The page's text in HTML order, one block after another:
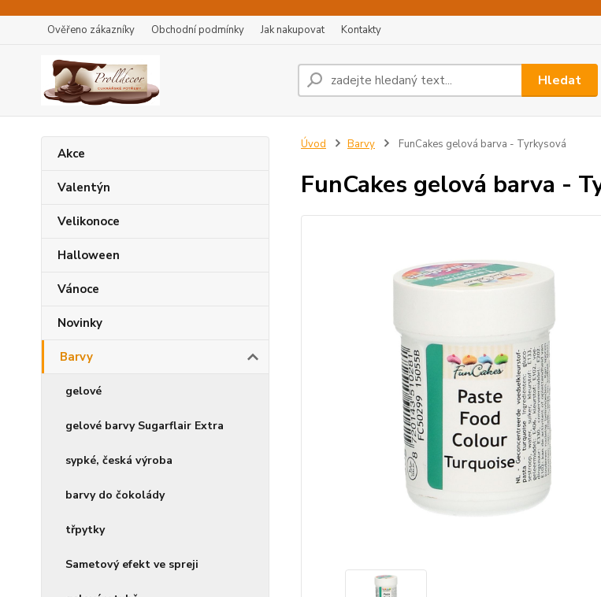
Ověřeno zákazníky Obchodní podmínky Jak nakupovat Kontakty
Hledat
Akce
Valentýn
Velikonoce
Halloween
Vánoce
Novinky
Barvy
gelové
gelové barvy Sugarflair Extra
sypké, česká výroba
barvy do čokolády
třpytky
Sametový efekt ve spreji
Úvod Barvy FunCakes gelová barva - Tyrkysová
FunCakes gelová barva -